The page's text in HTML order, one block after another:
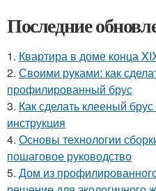
Последние
1. Квартира в доме конца
2. Своими руками: как
профилированный брус
3. Как сделать клееный
инструкция
4. Основы технологии
пошаговое руководство
5. Дом из